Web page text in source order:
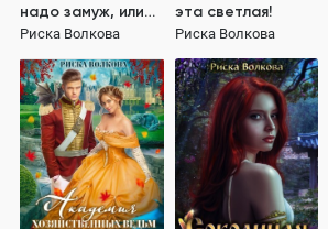
надо замуж, или
Ужасное убийство
Грыззи!
Риска Волкова
эта светлая!
Риска Волкова